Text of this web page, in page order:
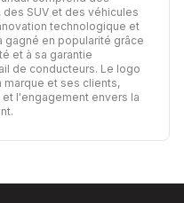
SUV et des véhicules
technologique et
en popularité grâce
et à sa garantie
de conducteurs. Le logo
marque et ses clients,
l'engagement envers la